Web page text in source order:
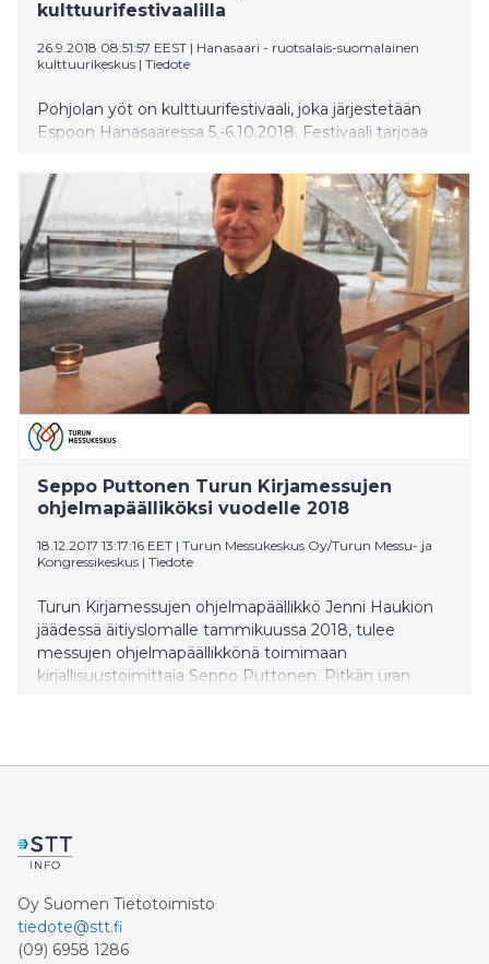
kulttuurifestivaalilla
26.9.2018 08:51:57 EEST | Hanasaari - ruotsalais-suomalainen
kulttuurikeskus | Tiedote
Pohjolan yöt on kulttuurifestivaali, joka järjestetään
Espoon Hanasaaressa 5.-6.10.2018. Festivaali tarjoaa
musiikkiin ja keskustelutilaisuuksista luentoihin.
Seppo Puttonen Turun Kirjamessujen
ohjelmapäälliköksi vuodelle 2018
18.12.2017 13:17:16 EET | Turun Messukeskus Oy/Turun Messu- ja
Kongressikeskus | Tiedote
Turun Kirjamessujen ohjelmapäällikkö Jenni Haukion
jäädessä äitiyslomalle tammikuussa 2018, tulee
messujen ohjelmapäällikkönä toimimaan
kirjallisuustoimittaja Seppo Puttonen. Pitkän uran
kustannusalalla työskennellyt Eetu Alvik, joka on
Oy Suomen Tietotoimisto
tiedote@stt.fi
(09) 6958 1286